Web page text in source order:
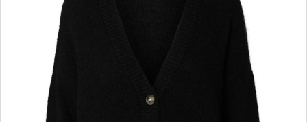
PROMOTII
INFORMATII
CONTACT